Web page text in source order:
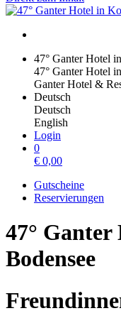
47° Ganter Hotel
47° Ganter Hotel
Ganter Hotel &
Deutsch
Deutsch
English
Login
0
€ 0,00
Gutscheine
Reservierungen
47°
Bodensee